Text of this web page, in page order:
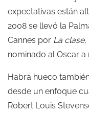
expectativas están
2008 se llevó la
Cannes por La clase,
nominado al Oscar
Habrá hueco
desde un enfoque
Robert Louis